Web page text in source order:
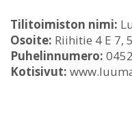
Tilitoimiston nimi:
Osoite: Riihitie 4 E 7,
Puhelinnumero:
Kotisivut: